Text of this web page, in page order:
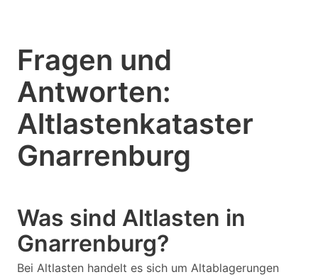
Fragen und
Antworten:
Altlastenkataster
Gnarrenburg
Was sind Altlasten in
Gnarrenburg?
Bei Altlasten handelt es sich um Altablagerungen